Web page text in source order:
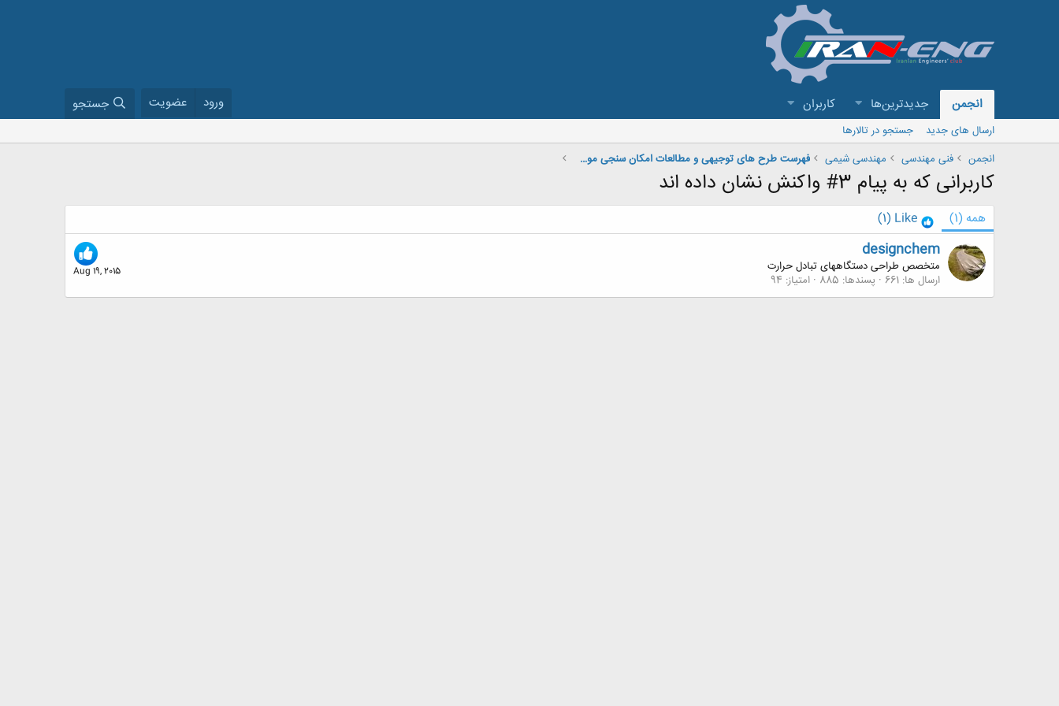
انجمن جدیدترین‌ها کاربران ورود عضویت جستجو
ارسال های جدید
جستجو در تالارها
انجمن
فنی مهندسی مهندسی شیمی فهرست طرح های توجیهی و مطالعات امکان سنجی موجود در باشگاه مهندسان ایران
کاربرانی که به پیام 3# واکنش نشان داده اند
همه (1)
Like
(1)
Aug 19, 2015
designchem
متخصص طراحی دستگاههای تبادل حرارت
ارسال ها 661 پسندها 885 امتیاز 94